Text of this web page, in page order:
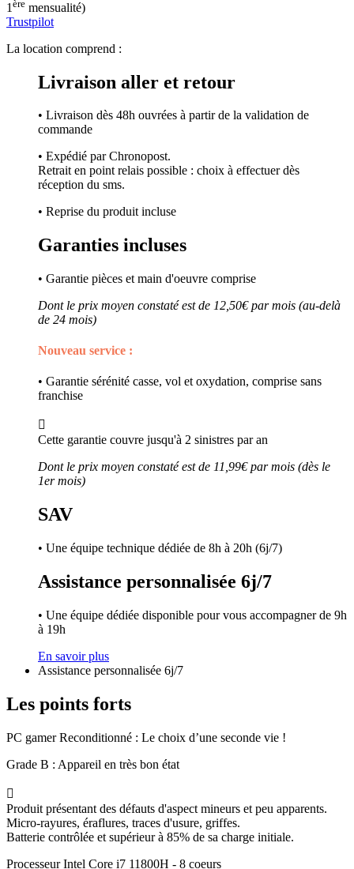
1 ère mensualité)
Trustpilot
La location comprend :
Livraison aller et retour
• Livraison dès 48h ouvrées à partir de la validation de
commande
• Expédié par Chronopost.
Retrait en point relais possible : choix à effectuer dès
réception du sms.
• Reprise du produit incluse
Garanties incluses
• Garantie pièces et main d'oeuvre comprise
Dont le prix moyen constaté est de 12,50€ par mois (au-delà
de 24 mois)
Nouveau service :
• Garantie sérénité casse, vol et oxydation, comprise sans
franchise

Cette garantie couvre jusqu'à 2 sinistres par an
Dont le prix moyen constaté est de 11,99€ par mois (dès le
1er mois)
SAV
• Une équipe technique dédiée de 8h à 20h (6j/7)
Assistance personnalisée 6j/7
• Une équipe dédiée disponible pour vous accompagner de 9h
à 19h
En savoir plus
Assistance personnalisée 6j/7
Les points forts
PC gamer Reconditionné : Le choix d’une seconde vie !
Grade B : Appareil en très bon état

Produit présentant des défauts d'aspect mineurs et peu apparents.
Micro-rayures, éraflures, traces d'usure, griffes.
Batterie contrôlée et supérieur à 85% de sa charge initiale.
Processeur Intel Core i7 11800H - 8 coeurs